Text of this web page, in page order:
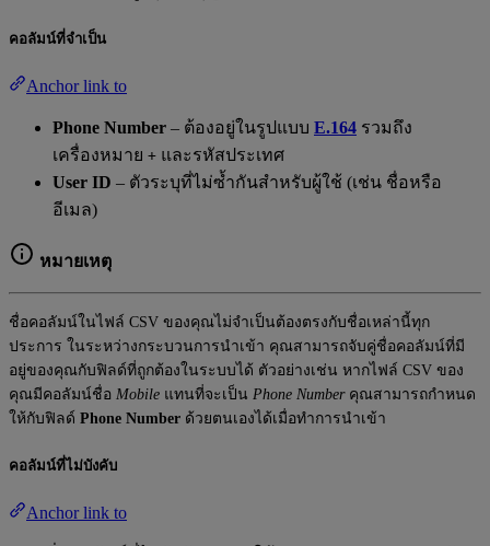
คอลัมน์ที่จำเป็น
Anchor link to
Phone Number – ต้องอยู่ในรูปแบบ E.164 รวมถึง
เครื่องหมาย + และรหัสประเทศ
User ID – ตัวระบุที่ไม่ซ้ำกันสำหรับผู้ใช้ (เช่น ชื่อหรือ
อีเมล)
หมายเหตุ
ชื่อคอลัมน์ในไฟล์ CSV ของคุณไม่จำเป็นต้องตรงกับชื่อเหล่านี้ทุก
ประการ ในระหว่างกระบวนการนำเข้า คุณสามารถจับคู่ชื่อคอลัมน์ที่มี
อยู่ของคุณกับฟิลด์ที่ถูกต้องในระบบได้ ตัวอย่างเช่น หากไฟล์ CSV ของ
คุณมีคอลัมน์ชื่อ Mobile แทนที่จะเป็น Phone Numberคุณสามารถกำหนด
ให้กับฟิลด์ Phone Number ด้วยตนเองได้เมื่อทำการนำเข้า
คอลัมน์ที่ไม่บังคับ
Anchor link to